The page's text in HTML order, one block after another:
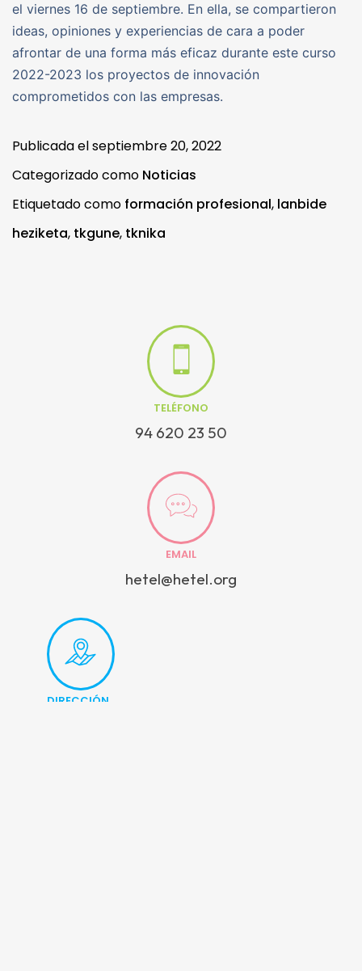
el viernes 16 de septiembre. En ella, se compartieron
ideas, opiniones y experiencias de cara a poder
afrontar de una forma más eficaz durante este curso
2022-2023 los proyectos de innovación
comprometidos con las empresas.
Publicada elseptiembre 20, 2022
Categorizado como Noticias
Etiquetado como formación profesional, lanbide
heziketa, tkgune, tknika
TELÉFONO
94 620 23 50
EMAIL
hetel@hetel.org
DIRECCIÓN